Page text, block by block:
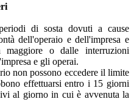
di sosta dovuti a cause
dell'operaio e dell'impresa e
o dalle interruzioni
e gli operai.
non possono eccedere il limite
effettuarsi entro i 15 giorni
al giorno in cui è avvenuta la